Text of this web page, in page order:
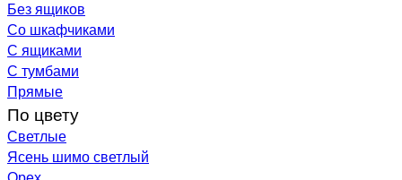
Без ящиков
Со шкафчиками
С ящиками
С тумбами
Прямые
По цвету
Светлые
Ясень шимо светлый